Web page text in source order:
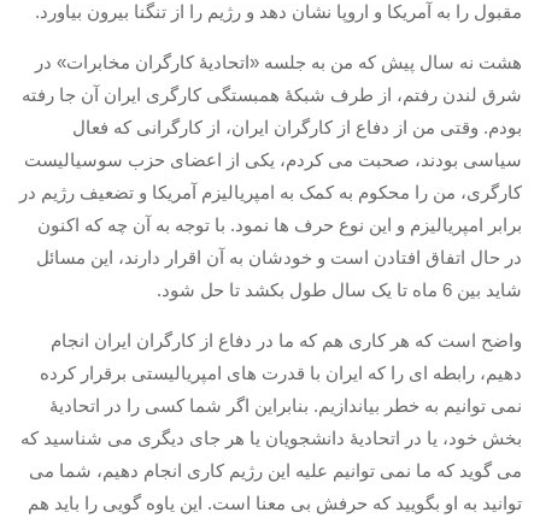
اصلاح طلبان
ایران و غرب
اصول
برنامه انقلابی
انقلاب کارگری
سوسیالیسم
اتحاد مارکسیست ها
خانه
English
مقبول را به آمریکا و اروپا نشان دهد و رژیم را از تنگنا بیرون بیاورد.
هشت نه سال پیش که من به جلسه «اتحادیۀ کارگران مخابرات» در
شرق لندن رفتم، از طرف شبکۀ همبستگی کارگری ایران آن جا رفته
بودم. وقتی من از دفاع از کارگران ایران، از کارگرانی که فعال
سیاسی بودند، صحبت می کردم، یکی از اعضای حزب سوسیالیست
کارگری، من را محکوم به کمک به امپریالیزم آمریکا و تضعیف رژیم در
برابر امپریالیزم و این نوع حرف ها نمود. با توجه به آن چه که اکنون
در حال اتفاق افتادن است و خودشان به آن اقرار دارند، این مسائل
شاید بین 6 ماه تا یک سال طول بکشد تا حل شود.
واضح است که هر کاری هم که ما در دفاع از کارگران ایران انجام
دهیم، رابطه ای را که ایران با قدرت های امپریالیستی برقرار کرده
نمی توانیم به خطر بیاندازیم. بنابراین اگر شما کسی را در اتحادیۀ
بخش خود، یا در اتحادیۀ دانشجویان یا هر جای دیگری می شناسید که
می گوید که ما نمی توانیم علیه این رژیم کاری انجام دهیم، شما می
توانید به او بگویید که حرفش بی معنا است. این یاوه گویی را باید هم